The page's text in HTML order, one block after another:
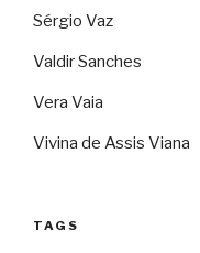
Sérgio Vaz
Valdir Sanches
Vera Vaia
Vivina de Assis Viana
TAGS